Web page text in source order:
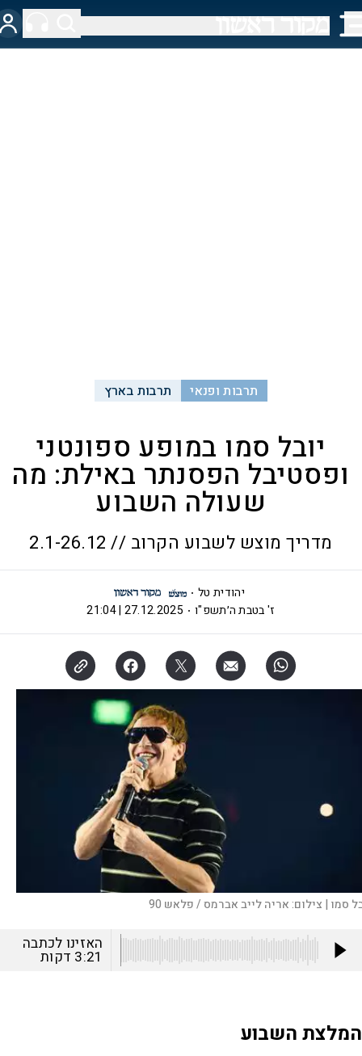
תרבות ופנאי תרבות בארץ
יובל סמו במופע ספונטני
ופסטיבל הפסנתר באילת: מה
שעולה השבוע
מדריך מוצש לשבוע הקרוב // 2.1-26.12
יהודית טל
ז' בטבת ה׳תשפ"ו
27.12.2025 | 21:04
סמו | צילום:אריה לייב אברמס / פלאש 90
האזינו לכתבה
3:21 דקות
המלצת השבוע